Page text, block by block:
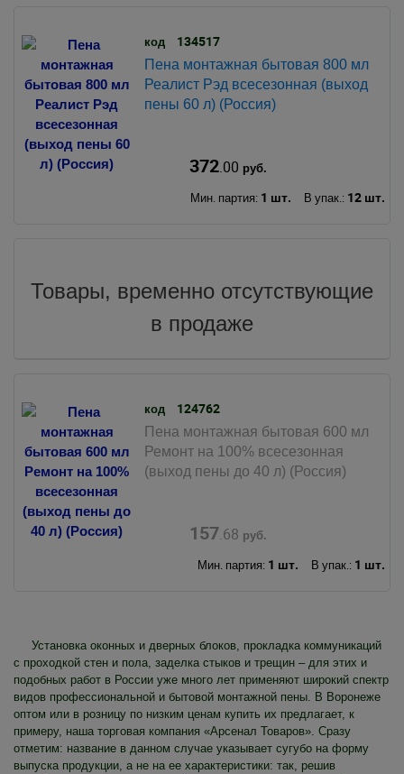
код 134517
Пена монтажная бытовая 800 мл
Реалист Рэд всесезонная (выход
пены 60 л) (Россия)
372.00 руб.
Мин. партия: 1 шт. В упак.: 12 шт.
Товары, временно отсутствующие
в продаже
код 124762
Пена монтажная бытовая 600 мл
Ремонт на 100% всесезонная
(выход пены до 40 л) (Россия)
157.68 руб.
Мин. партия: 1 шт. В упак.: 1 шт.
Установка оконных и дверных блоков, прокладка коммуникаций
с проходкой стен и пола, заделка стыков и трещин – для этих и
подобных работ в России уже много лет применяют широкий спектр
видов профессиональной и бытовой монтажной пены. В Воронеже
оптом или в розницу по низким ценам купить их предлагает, к
примеру, наша торговая компания «Арсенал Товаров». Сразу
отметим: название в данном случае указывает сугубо на форму
выпуска продукции, а не на ее характеристики: так, решив